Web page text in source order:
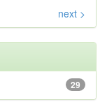
next >
29